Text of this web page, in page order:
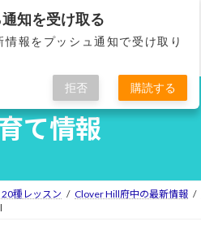
OVERVIEW FACILITY
て情報
種レッスン Clover Hill府中の最新情報
知を受け取る
報をプッシュ通知で受け取り
拒否 購読する